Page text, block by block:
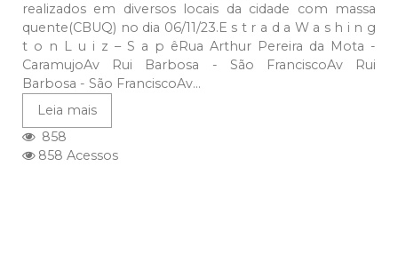
realizados em diversos locais da cidade com massa
quente(CBUQ) no dia 06/11/23.E s t r a d a W a s h i n g
t o n L u i z – S a p êRua Arthur Pereira da Mota -
CaramujoAv Rui Barbosa - São FranciscoAv Rui
Barbosa - São FranciscoAv...
Leia mais
858
858 Acessos